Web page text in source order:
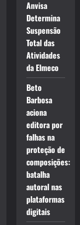
Anvisa
Determina
Suspensão
Total das
Atividades
da Elmeco
Beto
Barbosa
aciona
editora por
falhas na
proteção de
composições:
batalha
autoral nas
plataformas
digitais